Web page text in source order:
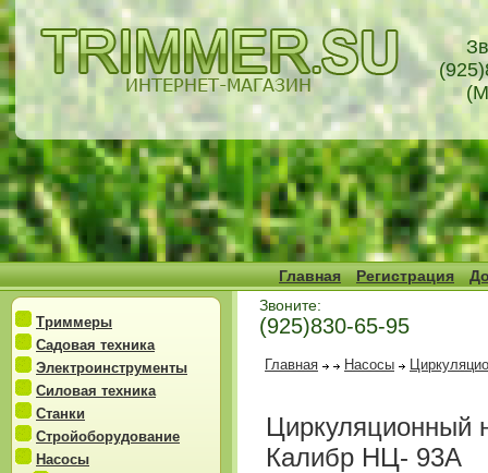
Главная Регистрация
Триммеры
Садовая техника
Электроинструменты
Силовая техника
Станки
Стройоборудование
Насосы
Звоните:
(925)830-65-95
Главная Насосы
Циркуляционный
Калибр НЦ- 93А